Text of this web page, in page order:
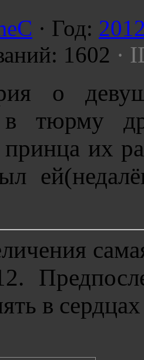
· Год:
1602 ·
о
в тюрму
принца их
в